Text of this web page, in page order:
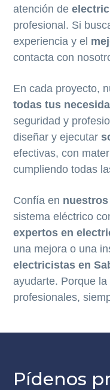
atención de
profesional. Si
experiencia y el
contacta con
En cada proyecto,
todas tus
seguridad y
diseñar y ejecutar
efectivas, con
cumpliendo todas
Confía en
sistema eléctrico
expertos en
una mejora o una
electricistas en
ayudarte. Porque
profesionales,
Pídenos